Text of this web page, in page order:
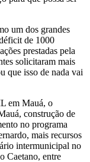
um dos grandes
de 1000
prestadas pela
solicitaram mais
que isso de nada vai
em Mauá, o
construção de
no programa
mais recursos
intermunicipal no
Caetano, entre